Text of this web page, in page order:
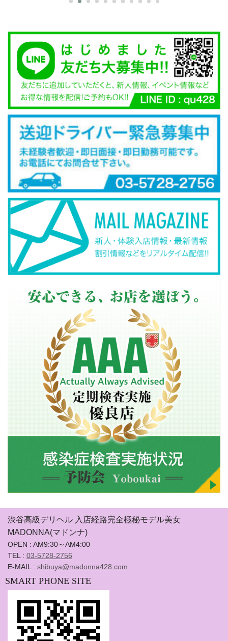
渋谷高級デリヘル 入店経路完全極秘モデル美女
MADONNA(マドンナ)
OPEN : AM9:30～AM4:00
TEL : 03-5728-2756
E-MAIL : shibuya@madonna428.com
SMART PHONE SITE